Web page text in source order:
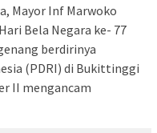
Mayor Inf Marwoko
Bela Negara ke- 77
berdirinya
(PDRI) di Bukittinggi
II mengancam